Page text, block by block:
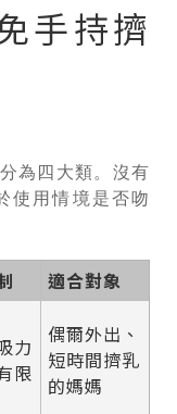
手持擠
為四大類。沒有
使用情境是否吻
適合對象
力
限
偶爾外出、
短時間擠乳
的媽媽